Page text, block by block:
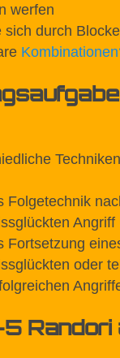
werfen
sich durch
Kombinationen
Folgetechnik
Angriff
Fortsetzung
oder
Randori